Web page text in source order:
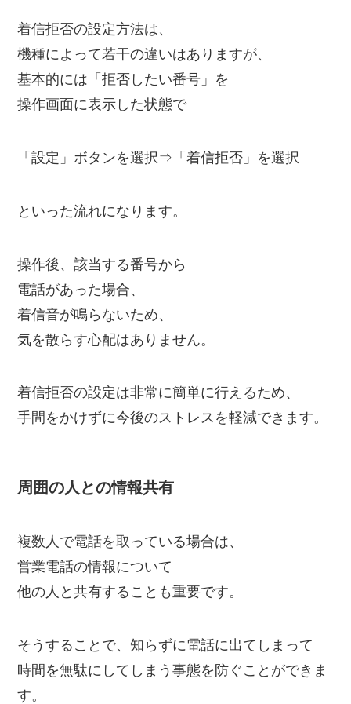
着信拒否の設定方法は、
機種によって若干の違いはありますが、
基本的には「拒否したい番号」を
操作画面に表示した状態で
「設定」ボタンを選択⇒「着信拒否」を選択
といった流れになります。
操作後、該当する番号から
電話があった場合、
着信音が鳴らないため、
気を散らす心配はありません。
着信拒否の設定は非常に簡単に行えるため、
手間をかけずに今後のストレスを軽減できます。
周囲の人との情報共有
複数人で電話を取っている場合は、
営業電話の情報について
他の人と共有することも重要です。
そうすることで、知らずに電話に出てしまって
時間を無駄にしてしまう事態を防ぐことができま
す。